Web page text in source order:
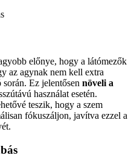
előnye, hogy a látómezők
az agynak nem kell extra
során. Ez jelentősen növeli a
használat esetén.
teszik, hogy a szem
fókuszáljon, javítva ezzel a